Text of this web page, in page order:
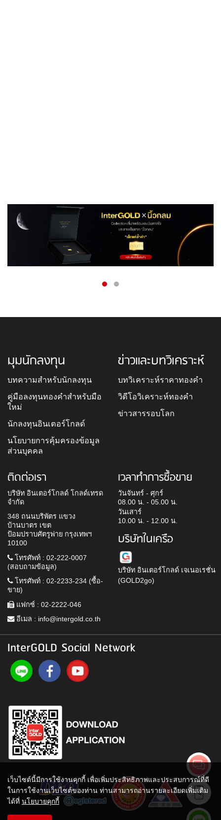
มุมนักลงทุน
บทความสำหรับนักลงทุน
คู่มือลงทุนทองคำสำหรับมือ
ใหม่
นักลงทุนอินเตอร์โกลด์
นโยบายการคุ้มครองข้อมูล
ส่วนบุคคล
ข่าวและบทวิเคราะห์
บทวิเคราะห์ราคาทองคำ
วิดีโอวิเคราะห์ทองคำ
ข่าวสารรอบโลก
ติดต่อเรา
บริษัท อินเตอร์โกลด์ โกลด์เทรด
จำกัด
348 ถนนบริพัตร แขวง
บ้านบาตร เขต
ป้อมปราบศัตรูพ่าย กรุงเทพฯ
10100
โทรศัพท์ : 02-222-0007
(สอบถามข้อมูล)
โทรศัพท์ : 02-2233-234 (ซื้อ-
ขาย)
แฟกซ์ : 02-2222-046
อีเมล : info@intergold.co.th
เวลาทำการซื้อขาย
วันจันทร์ - ศุกร์
08.00 น. - 05.00 น.
วันเสาร์
10.00 น. - 12.00 น.
บริษัทในเครือ
บริษัท อินเตอร์โกลด์ เจเนอเรชั่น
(GOLD2go)
InterGOLD Social Network
เว็บไซต์นี้มีการใช้งานคุกกี้ เพื่อเพิ่มประสิทธิภาพและประสบการณ์ที่ดี
ในการใช้งานเว็บไซต์ของท่าน ท่านสามารถอ่านรายละเอียดเพิ่มเติม
ได้ที่ นโยบายคุกกี้